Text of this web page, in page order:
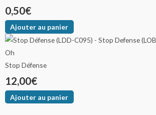
0,50€
Ajouter au panier
Stop Défense
12,00€
Ajouter au panier